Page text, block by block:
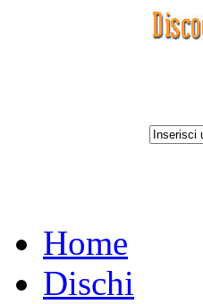
Home
Dischi